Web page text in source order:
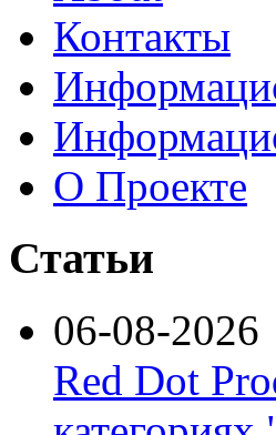
Контакты
О Проекте
Статьи
06-08-2026
Red Dot